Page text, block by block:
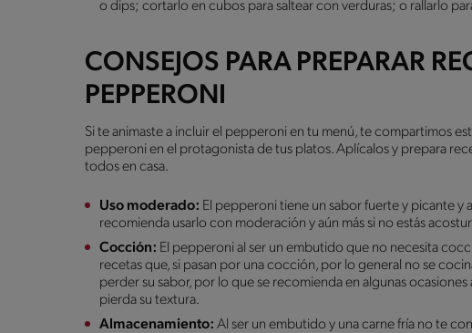
o dips; cortarlo en cubos para saltear con verduras; o rallarlo
CONSEJOS PARA PREPARAR
PEPPERONI
Si te animaste a incluir el pepperoni en tu menú, te compartimos
pepperoni en el protagonista de tus platos. Aplícalos y prepara
todos en casa.
Uso moderado: El pepperoni tiene un sabor fuerte y picante y
recomienda usarlo con moderación y aún más si no estás
Cocción: El pepperoni al ser un embutido que no necesita
recetas que, si pasan por una cocción, por lo general no se
perder su sabor, por lo que se recomienda en algunas
pierda su textura.
Almacenamiento: Al ser un embutido y una carne fría no te